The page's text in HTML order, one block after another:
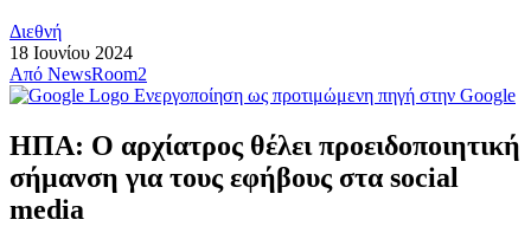
Διεθνή
18 Ιουνίου 2024
Από NewsRoom2
Ενεργοποίηση ως προτιμώμενη πηγή στην Google
ΗΠΑ: Ο αρχίατρος θέλει προειδοποιητική
σήμανση για τους εφήβους στα social
media